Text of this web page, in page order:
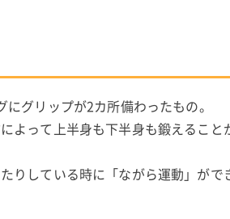
グリップが2カ所備わったもの。
よって上半身も下半身も鍛えること
りしている時に「ながら運動」がで